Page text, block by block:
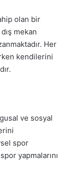
olan bir
mekan
Her
kendilerini
ve sosyal
spor
yapmalarını